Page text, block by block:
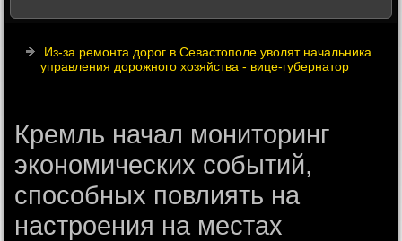
Из-за ремонта дорог в Севастополе уволят начальника
управления дорожного хозяйства - вице-губернатор
Кремль начал мониторинг
экономических событий,
способных повлиять на
настроения на местах